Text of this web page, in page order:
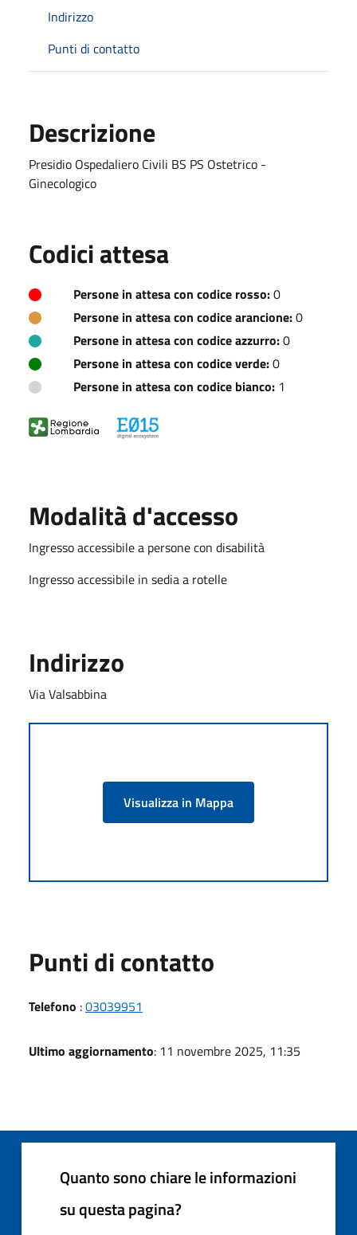
Indirizzo
Punti di contatto
Descrizione
Presidio Ospedaliero Civili BS PS Ostetrico -
Ginecologico
Codici attesa
Persone in attesa con codice rosso:0
Persone in attesa con codice arancione:0
Persone in attesa con codice azzurro:0
Persone in attesa con codice verde:0
Persone in attesa con codice bianco: 1
Modalità d'accesso
Ingresso accessibile a persone con disabilità
Ingresso accessibile in sedia a rotelle
Indirizzo
Via Valsabbina
Visualizza in Mappa
Punti di contatto
Telefono :03039951
Ultimo aggiornamento: 11 novembre 2025, 11:35
Quanto sono chiare le informazioni
su questa pagina?